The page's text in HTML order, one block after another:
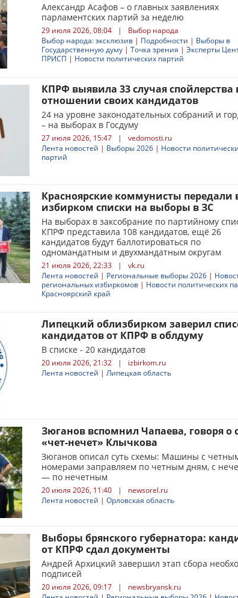
Александр Асафов – о главных заявлениях
парламентских партий за неделю
29 июля 2026, 08:04 |
Выбор народа
Выбор народа: эксклюзив | Подробности | Выборы в
Государственную думу | Точка зрения | Эксперты
ПРИСП | Новости политических партий
КПРФ выявила 33 случая спойлерства
отношении своих кандидатов
24 на уровне законодательных собраний и
– на выборах в Госдуму
27 июля 2026, 15:47 |
vedomosti.ru
Лента новостей | Выборы 2026 | Новости
партий
Красноярские коммунисты передали
избирком списки на выборы в ЗС
На выборах в заксобрание по партийному
КПРФ представила 108 кандидатов, ещё 26
кандидатов будут баллотироваться по
одномандатным и двухмандатным округам
21 июля 2026, 22:33 |
vk.ru
Лента новостей | Региональные выборы 2026 |
региональных избиркомов | Новости политических
Красноярский край
Липецкий облизбирком заверил
кандидатов от КПРФ в облдуму
В списке - 20 кандидатов
20 июля 2026, 21:32 |
izbirkom.ru
Лента новостей | Липецкая область
Зюганов вспомнил Чапаева, говоря о
«чет-нечет» Клычкова
Зюганов описал суть схемы: Машины с
номерами заправляем по четным дням, с
— по нечетным
20 июля 2026, 11:40 |
newsorel.ru
Лента новостей | Орловская область
Выборы брянского губернатора:
от КПРФ сдал документы
Андрей Архицкий завершил этап сбора
подписей
20 июля 2026, 09:17 |
newsbryansk.ru